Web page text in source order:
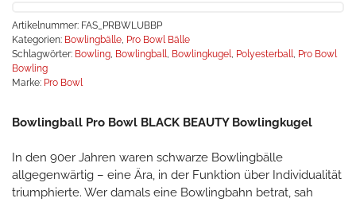
Artikelnummer: FAS_PRBWLUBBP
Kategorien: Bowlingbälle, Pro Bowl Bälle
Schlagwörter: Bowling, Bowlingball, Bowlingkugel, Polyesterball, Pro Bowl
Bowling
Marke: Pro Bowl
Bowlingball Pro Bowl BLACK BEAUTY Bowlingkugel
In den 90er Jahren waren schwarze Bowlingbälle
allgegenwärtig – eine Ära, in der Funktion über Individualität
triumphierte. Wer damals eine Bowlingbahn betrat, sah